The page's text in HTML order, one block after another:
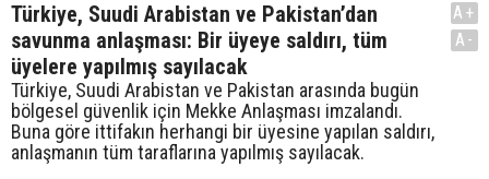
Türkiye, Suudi Arabistan ve Pakistan’dan
savunma anlaşması: Bir üyeye saldırı, tüm
üyelere yapılmış sayılacak
Türkiye, Suudi Arabistan ve Pakistan arasında bugün
bölgesel güvenlik için Mekke Anlaşması imzalandı.
Buna göre ittifakın herhangi bir üyesine yapılan saldırı,
anlaşmanın tüm taraflarına yapılmış sayılacak.
A+
A-